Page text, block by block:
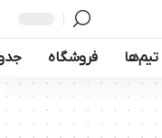
تیم‌ها فروشگاه